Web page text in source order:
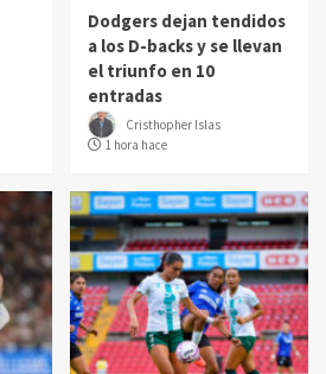
Dodgers dejan tendidos
a los D-backs y se llevan
el triunfo en 10
entradas
Cristhopher Islas
1 hora hace